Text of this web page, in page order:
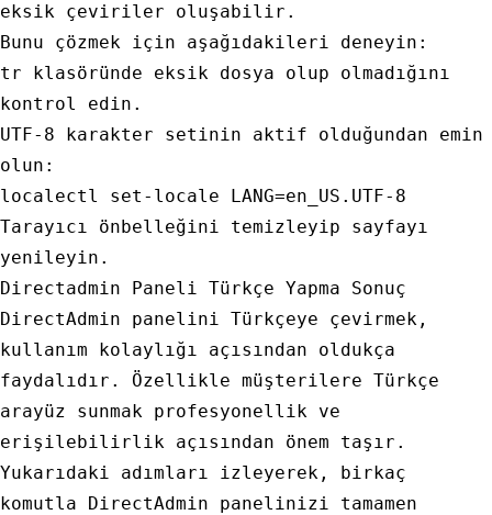
eksik çeviriler oluşabilir.
Bunu çözmek için aşağıdakileri deneyin:
tr klasöründe eksik dosya olup olmadığını
kontrol edin.
UTF-8 karakter setinin aktif olduğundan emin
olun:
Tarayıcı önbelleğini temizleyip sayfayı
yenileyin.
Directadmin Paneli Türkçe Yapma Sonuç
DirectAdmin panelini Türkçeye çevirmek,
kullanım kolaylığı açısından oldukça
faydalıdır. Özellikle müşterilere Türkçe
arayüz sunmak profesyonellik ve
erişilebilirlik açısından önem taşır.
Yukarıdaki adımları izleyerek, birkaç
komutla DirectAdmin panelinizi tamamen